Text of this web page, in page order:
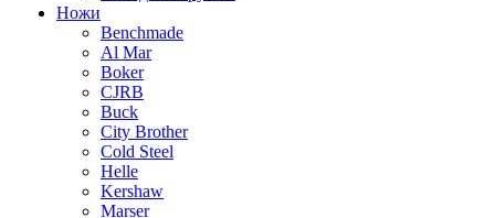
Ножи
Benchmade
Al Mar
Boker
CJRB
Buck
City Brother
Cold Steel
Helle
Kershaw
Marser